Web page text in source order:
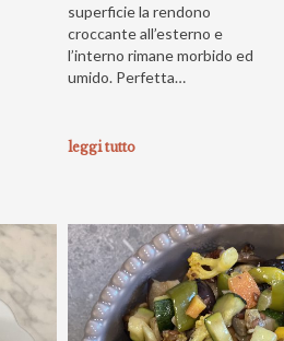
superficie la rendono
croccante all’esterno e
l’interno rimane morbido ed
umido. Perfetta…
leggi tutto